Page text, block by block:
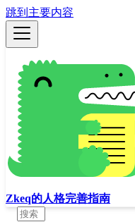
跳到主要内容
Zkeq的人格完善指南